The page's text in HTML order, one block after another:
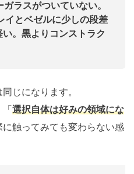
ラスがついていない。
イとベゼルに少しの段差
。黒よりコンストラク
じになります。
選択自体は好みの領域にな
に触ってみても変わらない感